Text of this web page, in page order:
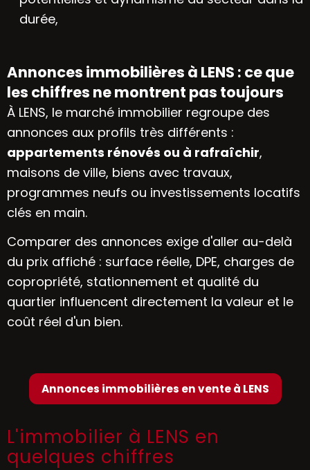
durée,
Annonces immobilières à LENS : ce que
les chiffres ne montrent pas toujours
À LENS, le marché immobilier regroupe des
annonces aux profils très différents :
appartements rénovés ou à rafraîchir,
maisons de ville, biens avec travaux,
programmes neufs ou investissements locatifs
clés en main.
Comparer des annonces exige d'aller au-delà
du prix affiché : surface réelle, DPE, charges de
copropriété, stationnement et qualité du
quartier influencent directement la valeur et le
coût réel d'un bien.
Annonces immobilières en vente à LENS
L'immobilier à LENS en
quelques chiffres